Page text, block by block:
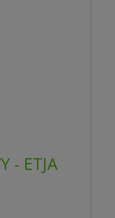
- ETJA